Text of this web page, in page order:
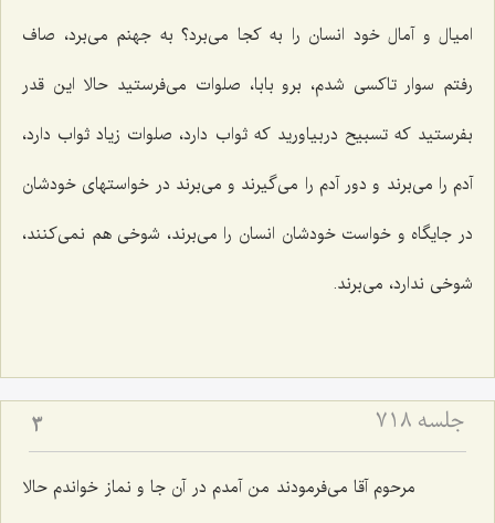
امیال و آمال خود انسان را به كجا می‌برد؟ به جهنم می‌برد، صاف
رفتم سوار تاكسی شدم، برو بابا، صلوات می‌فرستید حالا این قدر
بفرستید كه تسبیح دربیاورید كه ثواب دارد، صلوات زیاد ثواب دارد،
آدم را می‌برند و دور آدم را می‌گیرند و می‌برند در خواستهای خودشان
در جایگاه و خواست خودشان انسان را می‌برند، شوخی هم نمی‌كنند،
شوخی ندارد، می‌برند.
جلسه ۷۱۸ 3
مرحوم آقا می‌فرمودند من آمدم در آن جا و نماز خواندم حالا